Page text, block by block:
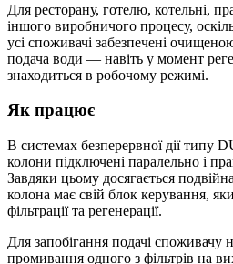
Для ресторану, готелю, котельні,
іншого виробничого процесу,
усі споживачі забезпечені
подача води — навіть у момент
знаходиться в робочому режимі.
Як працює
В системах безперервної дії типу
колони підключені паралельно і
Завдяки цьому досягається
колона має свій блок керування,
фільтрації та регенерації.
Для запобігання подачі споживачу
промивання одного з фільтрів на